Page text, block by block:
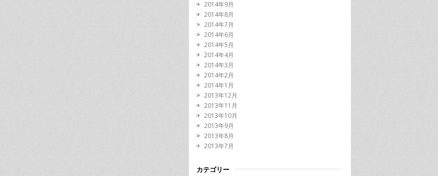
2014年9月
2014年8月
2014年7月
2014年6月
2014年5月
2014年4月
2014年3月
2014年2月
2014年1月
2013年12月
2013年11月
2013年10月
2013年9月
2013年8月
2013年7月
カテゴリー